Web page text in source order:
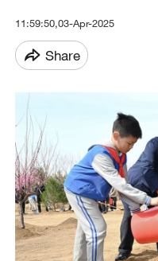
11:59:50,03-Apr-2025
Share